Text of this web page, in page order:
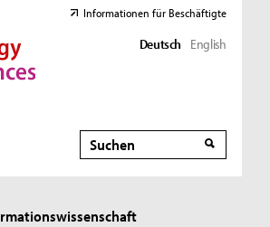
Informationen für Beschäftigte
Deutsch English
Suche
Suche